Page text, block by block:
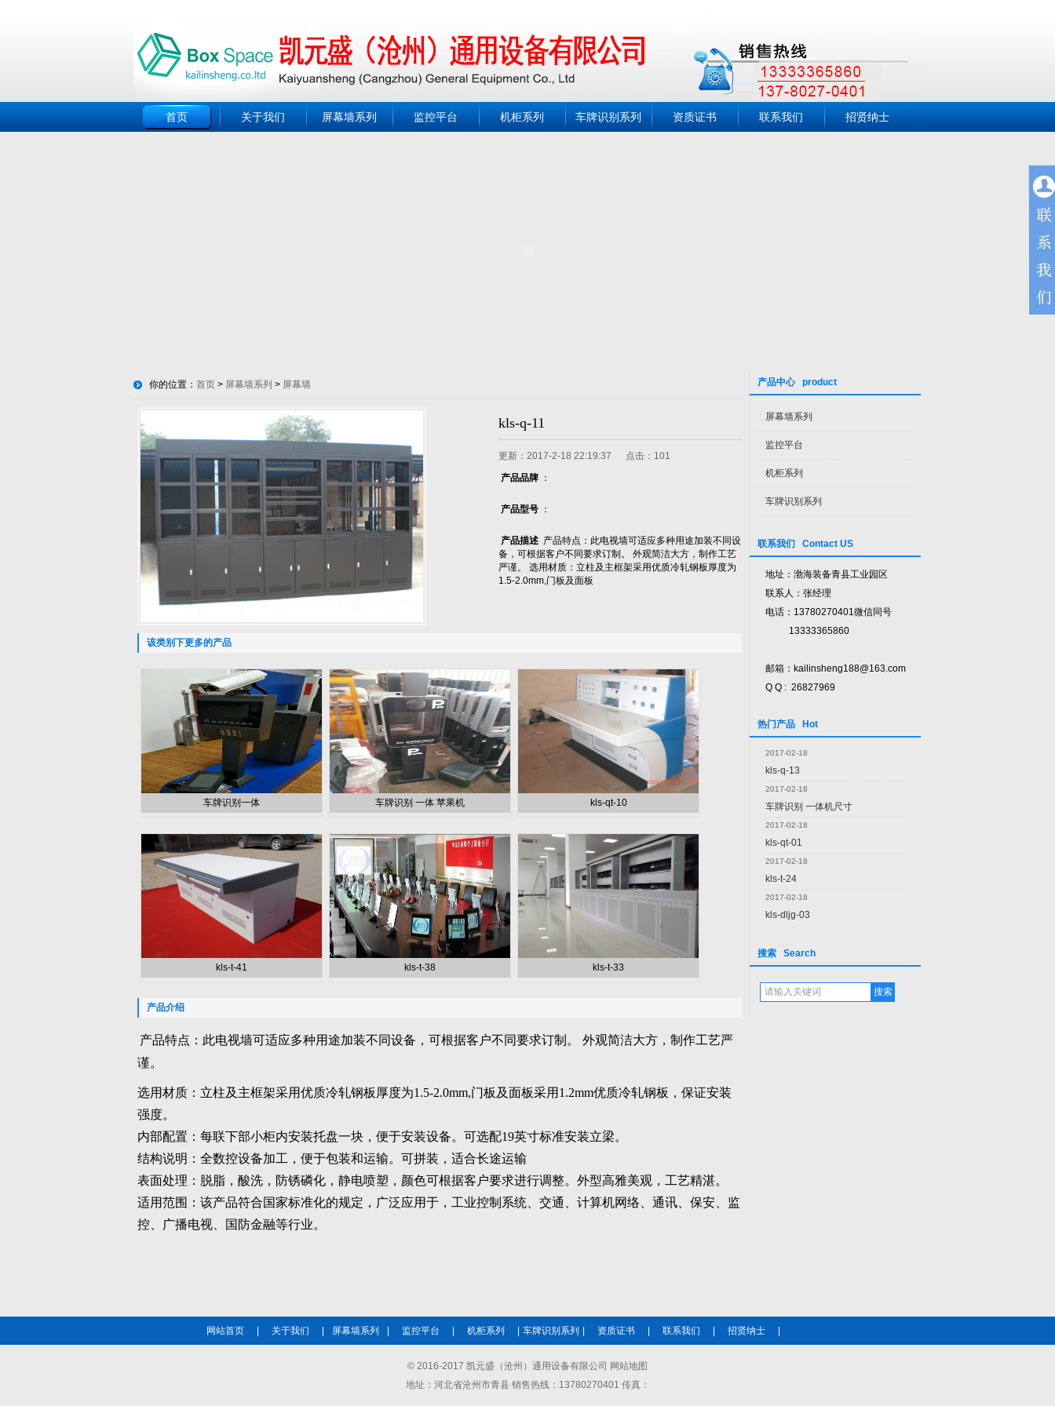
首页 关于我们 屏幕墙系列 监控平台 机柜系列 车牌识别系列 资质证书 联系我们 招贤纳士
产品中心 product
屏幕墙系列
监控平台
机柜系列
车牌识别系列
联系我们 Contact US
地址：渤海装备青县工业园区
联系人：张经理
电话：13780270401微信同号
13333365860
邮箱：kailinsheng188@163.com
Q Q : 26827969
热门产品 Hot
2017-02-18
kls-q-13
2017-02-18
车牌识别 一体机尺寸
2017-02-18
kls-qt-01
2017-02-18
kls-t-24
2017-02-18
kls-dljg-03
搜索 Search
你的位置： 首页 > 屏幕墙系列 > 屏幕墙
kls-q-11
更新：2017-2-18 22:19:37 点击： 101
产品品牌 ：
产品型号 ：
产品描述 产品特点：此电视墙可适应多种用途加装不同设
备，可根据客户不同要求订制。 外观简洁大方，制作工艺
严谨。 选用材质：立柱及主框架采用优质冷轧钢板厚度为
1.5-2.0mm,门板及面板
该类别下更多的产品
车牌识别一体 车牌识别 一体 苹果机 kls-qt-10
kls-t-41 kls-t-38 kls-t-33
产品介绍
产品特点：此电视墙可适应多种用途加装不同设备，可根据客户不同要求订制。
外观简洁大方，制作工艺严
谨。
选用材质：立柱及主框架采用优质冷轧钢板厚度为1.5-2.0mm,门板及面板采用1.2mm优质冷轧钢板，保证安装
强度。
内部配置：每联下部小柜内安装托盘一块，便于安装设备。可选配19英寸标准安装立梁。
结构说明：全数控设备加工，便于包装和运输。可拼装，适合长途运输
表面处理：脱脂，酸洗，防锈磷化，静电喷塑，颜色可根据客户要求进行调整。外型高雅美观，工艺精湛。
适用范围：该产品符合国家标准化的规定，广泛应用于，工业控制系统、交通、计算机网络、通讯、保安、监
控、广播电视、国防金融等行业。
网站首页 关于我们 屏幕墙系列 监控平台 机柜系列 车牌识别系列 资质证书 联系我们 招贤纳士
© 2016-2017 凯元盛（沧州）通用设备有限公司 网站地图
地址：河北省沧州市青县 销售热线：13780270401 传真：